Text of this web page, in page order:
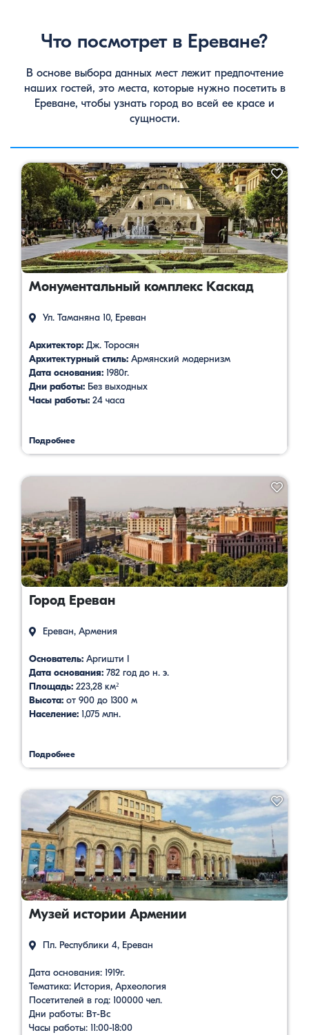
Что посмотрет в Ереване?
В основе выбора данных мест лежит предпочтение
наших гостей, это места, которые нужно посетить в
Ереване, чтобы узнать город во всей ее красе и
сущности.
Монументальный комплекс Каскад
Ул. Таманяна 10, Ереван
Архитектор: Дж. Торосян
Архитектурный стиль: Армянский модернизм
Дата основания: 1980г.
Дни работы: Без выходных
Часы работы: 24 часа
Подробнее
Город Ереван
Ереван, Армения
Основатель: Аргишти I
Дата основания: 782 год до н. э.
Площадь: 223,28 км²
Высота: от 900 до 1300 м
Население: 1,075 млн.
Подробнее
Музей истории Армении
Пл. Республики 4, Ереван
Дата основания: 1919г.
Тематика: История, Археология
Посетителей в год: 100000 чел.
Дни работы: Вт-Вс
Часы работы: 11:00-18:00